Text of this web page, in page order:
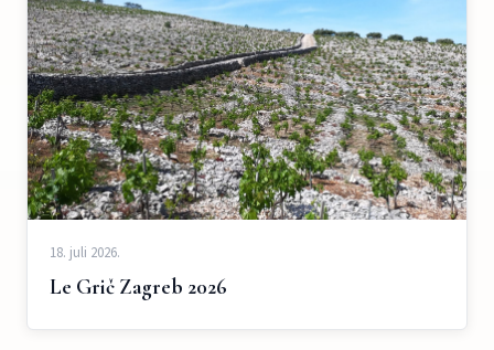
18. juli 2026.
Le Grič Zagreb 2026